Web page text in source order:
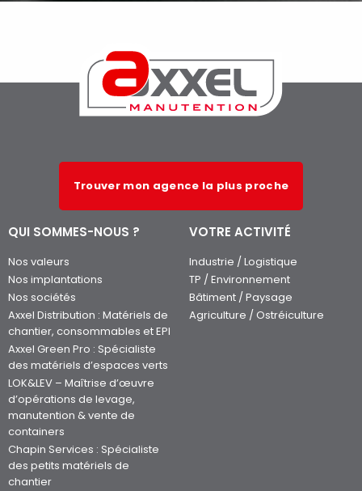
Trouver mon agence la plus proche
QUI SOMMES-NOUS ?
Nos valeurs
Nos implantations
Nos sociétés
Axxel Distribution : Matériels de
chantier, consommables et EPI
Axxel Green Pro : Spécialiste
des matériels d’espaces verts
LOK&LEV – Maîtrise d’œuvre
d’opérations de levage,
manutention & vente de
containers
Chapin Services : Spécialiste
des petits matériels de
chantier
VOTRE ACTIVITÉ
Industrie / Logistique
TP / Environnement
Bâtiment / Paysage
Agriculture / Ostréiculture